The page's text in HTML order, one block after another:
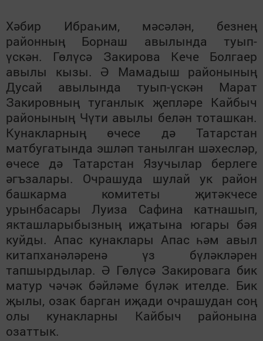
Хәбир Ибраһим, мәсәлән, безнең
районның Борнаш авылында туып-
үскән. Гөлүсә Закирова Кече Болгаер
авылы кызы. Ә Мамадыш районының
Дусай авылында туып-үскән Марат
Закировның туганлык җепләре Кайбыч
районының Чүти авылы белән тоташкан.
Кунакларның өчесе дә Татарстан
матбугатында эшләп танылган шәхесләр,
өчесе дә Татарстан Язучылар берлеге
әгъзалары. Очрашуда шулай ук район
башкарма комитеты җитәкчесе
урынбасары Луиза Сафина катнашып,
якташларыбызның иҗатына югары бәя
куйды. Апас кунаклары Апас һәм авыл
китапханәләренә үз бүләкләрен
тапшырдылар. Ә Гөлүсә Закировага бик
матур чәчәк бәйләме бүләк ителде. Бик
җылы, озак барган иҗади очрашудан соң
олы кунакларны Кайбыч районына
озаттык.